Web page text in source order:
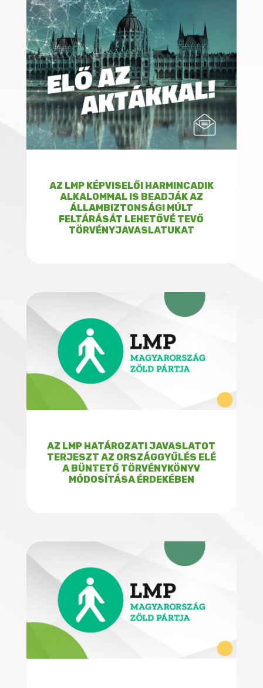
AZ LMP KÉPVISELŐI HARMINCADIK
ALKALOMMAL IS BEADJÁK AZ
ÁLLAMBIZTONSÁGI MÚLT
FELTÁRÁSÁT LEHETŐVÉ TEVŐ
TÖRVÉNYJAVASLATUKAT
AZ LMP HATÁROZATI JAVASLATOT
TERJESZT AZ ORSZÁGGYŰLÉS ELÉ
A BÜNTETŐ TÖRVÉNYKÖNYV
MÓDOSÍTÁSA ÉRDEKÉBEN